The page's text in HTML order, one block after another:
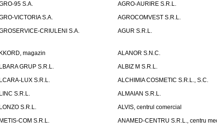
95 S.A.
AGRO-AURIRE S.R.L.
VICTORIA S.A.
AGROCOMVEST S.R.L.
CRIULENI S.A.
AGUR S.R.L.
magazin
ALANOR S.N.C.
GRUP S.R.L.
ALBIZ M S.R.L.
LUX S.R.L.
ALCHIMIA COSMETIC S.R.L., S.C.
S.R.L.
ALMAIAN S.R.L.
S.R.L.
ALVIS, centrul comercial
COM S.R.L.
ANAMED-CENTRU S.R.L., centru